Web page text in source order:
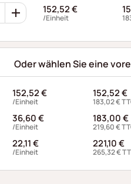
152,52€
/Einheit
Oder wählen Sie eine
152,52€
/Einheit
152,52€
183,02€
36,60€
/Einheit
183,00€
219,60€
22,11€
/Einheit
221,10€
265,32€